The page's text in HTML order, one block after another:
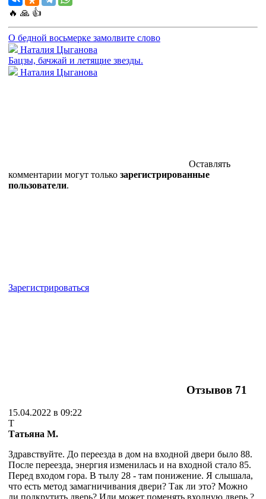
🔥 🙏 👍
О бедной восьмерке замолвите слово
Наталия Цыганова
Бацзы, бачжай и летящие звезды.
Наталия Цыганова
Оставлять
комментарии могут только зарегистрированные
пользователи.
Зарегистрироваться
Отзывов 71
15.04.2022 в 09:22
Т
Татьяна М.
Здравствуйте. До переезда в дом на входной двери было 88.
После переезда, энергия изменилась и на входной стало 85.
Перед входом гора. В тылу 28 - там понижение. Я слышала,
что есть метод замагничивания двери? Так ли это? Можно